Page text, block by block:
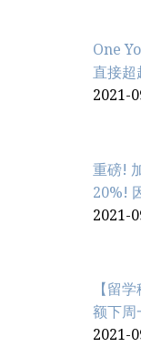
One
直接
2021-
重磅!
20%!
2021-
【留
额下周
2021-